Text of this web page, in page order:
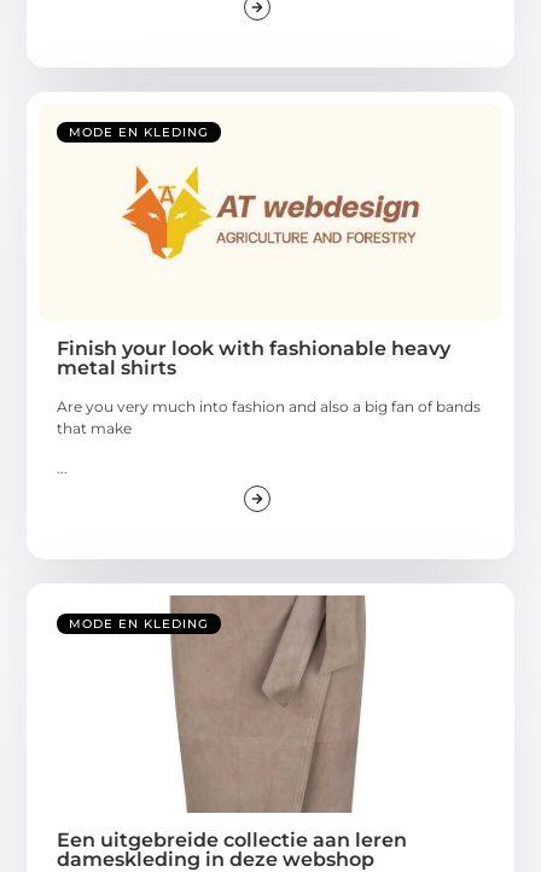
MODE EN KLEDING
Finish your look with fashionable heavy
metal shirts
Are you very much into fashion and also a big fan of bands
that make
MODE EN KLEDING
Een uitgebreide collectie aan leren
dameskleding in deze webshop